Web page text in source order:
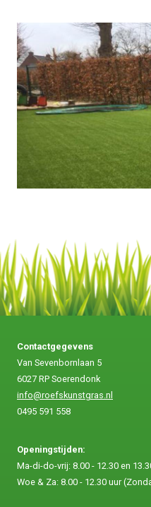
Contactgegevens
Van Sevenbornlaan 5
6027 RP Soerendonk
info@roefskunstgras.nl
0495 591 558
Openingstijden:
Ma-di-do-vrij: 8.00 - 12.30 en
Woe & Za: 8.00 - 12.30 uur